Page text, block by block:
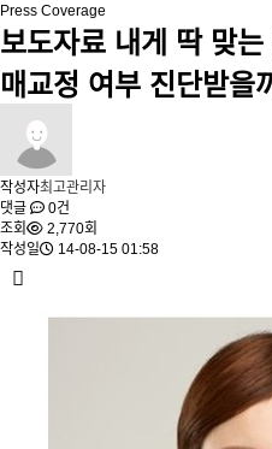
Press Coverage
보도자료 내게 딱 맞
매교정 여부 진단받을
작성자최고관리자
댓글
0건
조회
2,770회
작성일
14-08-15 01:58